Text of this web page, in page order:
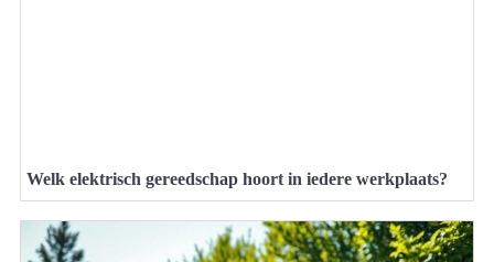
Welk elektrisch gereedschap hoort in iedere werkplaats?